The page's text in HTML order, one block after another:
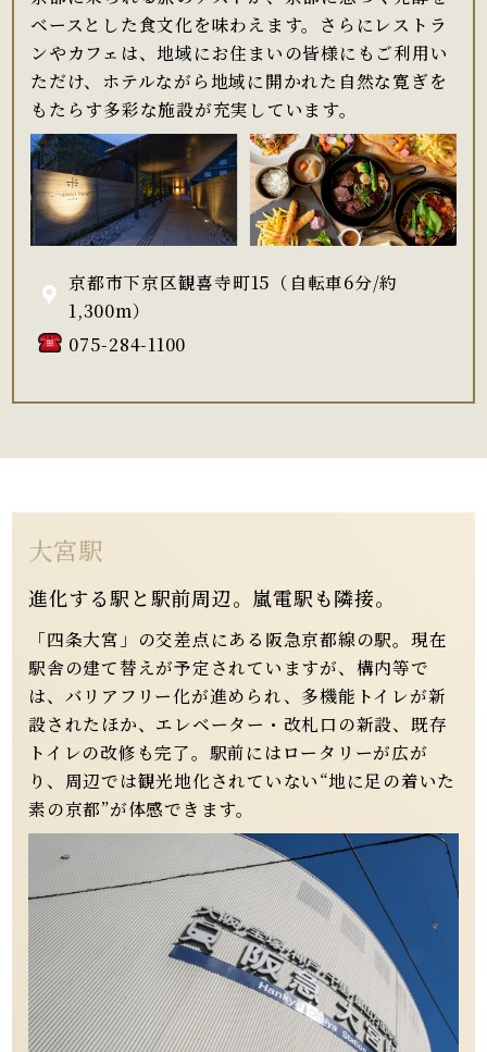
ベースとした食文化を味わえます。さらにレストラ
ンやカフェは、地域にお住まいの皆様にもご利用い
ただけ、ホテルながら地域に開かれた自然な寛ぎを
もたらす多彩な施設が充実しています。
京都市下京区観喜寺町15（自転車6分/約
1,300m）
075-284-1100
大宮駅
進化する駅と駅前周辺。嵐電駅も隣接。
「四条大宮」の交差点にある阪急京都線の駅。現在
駅舎の建て替えが予定されていますが、構内等で
は、バリアフリー化が進められ、多機能トイレが新
設されたほか、エレベーター・改札口の新設、既存
トイレの改修も完了。駅前にはロータリーが広が
り、周辺では観光地化されていない“地に足の着いた
素の京都”が体感できます。